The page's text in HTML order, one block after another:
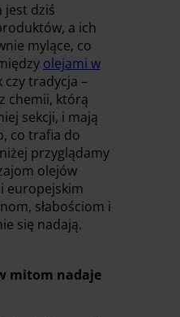
jest dziś
a ich
mylące, co
olejami w
tradycja –
chemii, którą
sekcji, i mają
co trafia do
przyglądamy
olejów
europejskim
słabościom i
się nadają.
mitom nadaje